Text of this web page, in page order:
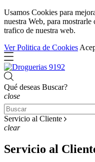
Usamos Cookies para
nuestra Web, para
trafico de nuestra web.
Ver Politica de Cookies
Qué deseas Buscar?
close
Servicio al Cliente
clear
Servicio al